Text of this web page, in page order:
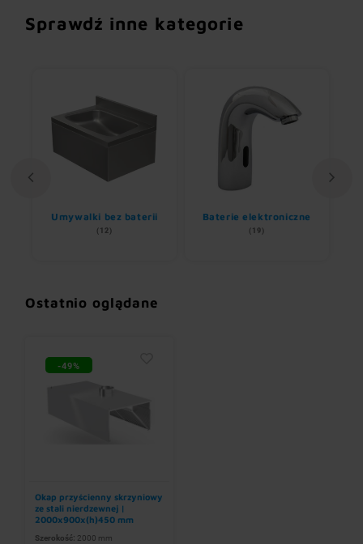
Sprawdź inne kategorie
Umywalki bez baterii
(12)
Baterie elektroniczne
(19)
Ostatnio oglądane
-49%
Okap przyścienny skrzyniowy
ze stali nierdzewnej |
2000x900x(h)450 mm
Szerokość: 2000 mm